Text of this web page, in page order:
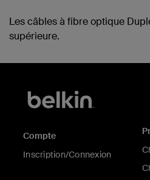
Les câbles à fibre optique
supérieure.
Compte
Inscription/Connexion